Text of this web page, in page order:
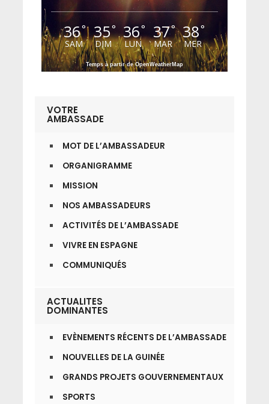
36°
SAM
35°
DIM
36°
LUN
37°
MAR
38°
MER
Temps à partir de OpenWeatherMap
VOTRE
AMBASSADE
MOT DE L’AMBASSADEUR
ORGANIGRAMME
MISSION
NOS AMBASSADEURS
ACTIVITÉS DE L’AMBASSADE
VIVRE EN ESPAGNE
COMMUNIQUÉS
ACTUALITES
DOMINANTES
EVÈNEMENTS RÉCENTS DE L’AMBASSADE
NOUVELLES DE LA GUINÉE
GRANDS PROJETS GOUVERNEMENTAUX
SPORTS